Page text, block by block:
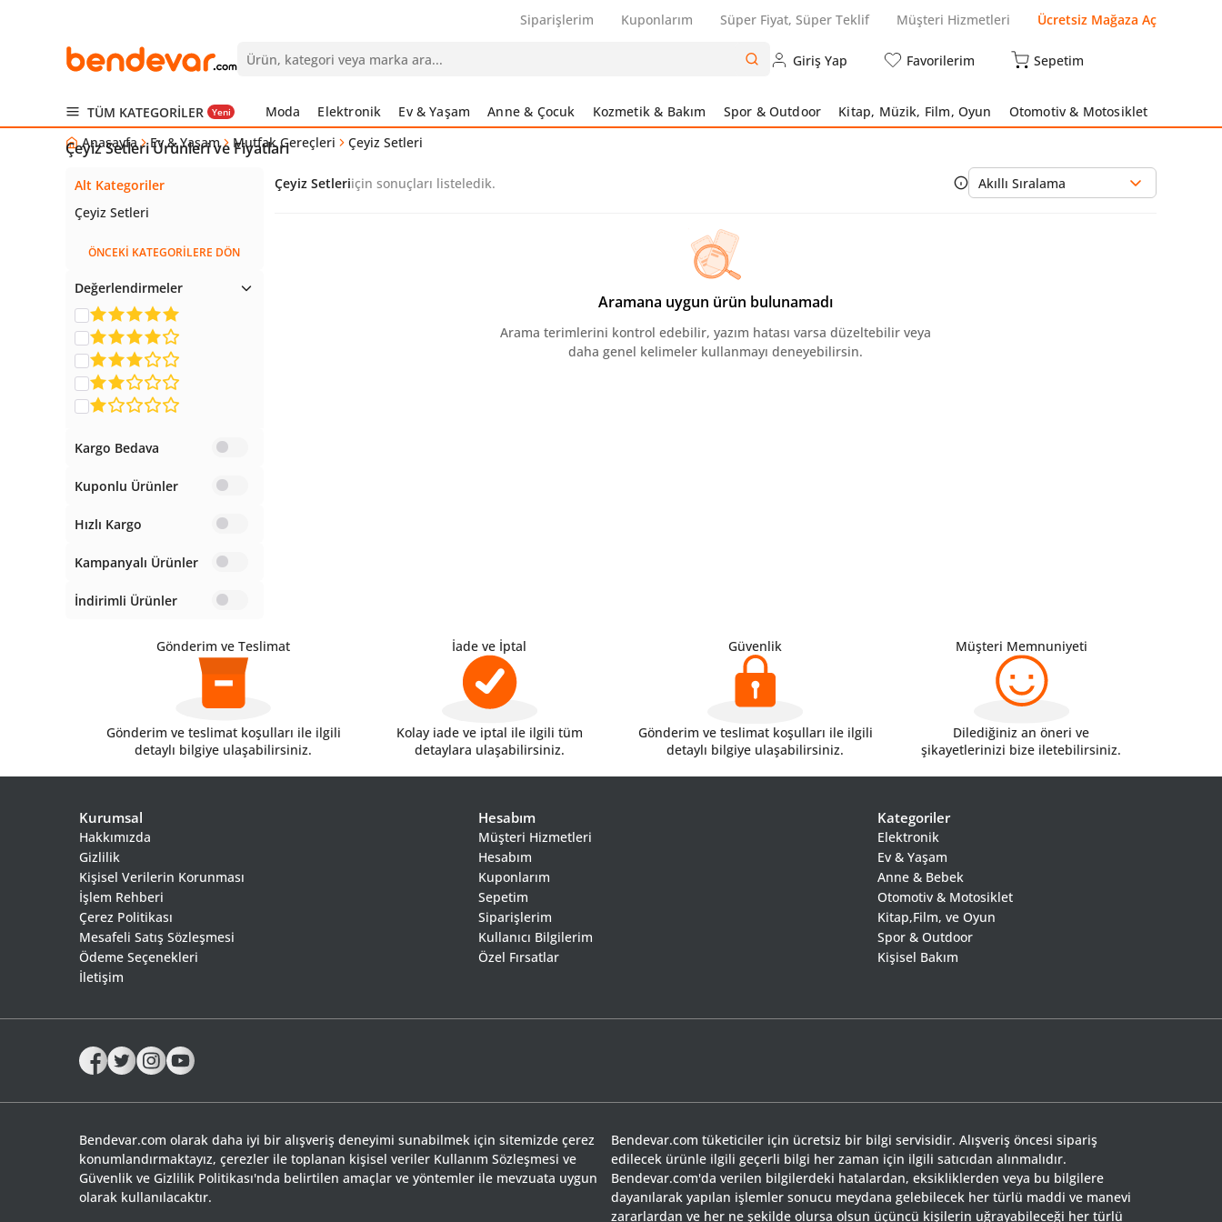
Siparişlerim Kuponlarım Süper Fiyat, Süper Teklif Müşteri Hizmetleri Ücretsiz Mağaza Aç
Giriş Yap Favorilerim Sepetim
TÜM KATEGORİLER Yeni Moda Elektronik Ev & Yaşam Anne & Çocuk Kozmetik & Bakım Spor & Outdoor Kitap, Müzik, Film, Oyun
Otomotiv & Motosiklet
Anasayfa
Ev & Yaşam Mutfak Gereçleri Çeyiz Setleri
Çeyiz Setleri Ürünleri ve Fiyatları
Alt Kategoriler
Çeyiz Setleri
ÖNCEKİ KATEGORİLERE DÖN
Değerlendirmeler
Kargo Bedava
Kuponlu Ürünler
Hızlı Kargo
Kampanyalı Ürünler
İndirimli Ürünler
Çeyiz Setleriiçin sonuçları listeledik. Akıllı Sıralama
Aramana uygun ürün bulunamadı
Arama terimlerini kontrol edebilir, yazım hatası varsa düzeltebilir veya
daha genel kelimeler kullanmayı deneyebilirsin.
Gönderim ve Teslimat
Gönderim ve teslimat koşulları ile ilgili
detaylı bilgiye ulaşabilirsiniz.
İade ve İptal
Kolay iade ve iptal ile ilgili tüm
detaylara ulaşabilirsiniz.
Güvenlik
Gönderim ve teslimat koşulları ile ilgili
detaylı bilgiye ulaşabilirsiniz.
Müşteri Memnuniyeti
Dilediğiniz an öneri ve
şikayetlerinizi bize iletebilirsiniz.
Kurumsal
Hakkımızda
Gizlilik
Kişisel Verilerin Korunması
İşlem Rehberi
Çerez Politikası
Mesafeli Satış Sözleşmesi
Ödeme Seçenekleri
İletişim
Hesabım
Müşteri Hizmetleri
Hesabım
Kuponlarım
Sepetim
Siparişlerim
Kullanıcı Bilgilerim
Özel Fırsatlar
Kategoriler
Elektronik
Ev & Yaşam
Anne & Bebek
Otomotiv & Motosiklet
Kitap,Film, ve Oyun
Spor & Outdoor
Kişisel Bakım
Bendevar.com olarak daha iyi bir alışveriş deneyimi sunabilmek için sitemizde çerez
konumlandırmaktayız, çerezler ile toplanan kişisel veriler Kullanım Sözleşmesi ve
Güvenlik ve Gizlilik Politikası'nda belirtilen amaçlar ve yöntemler ile mevzuata uygun
olarak kullanılacaktır.
Bendevar.com tüketiciler için ücretsiz bir bilgi servisidir. Alışveriş öncesi sipariş
edilecek ürünle ilgili geçerli bilgi her zaman için ilgili satıcıdan alınmalıdır.
Bendevar.com'da verilen bilgilerdeki hatalardan, eksikliklerden veya bu bilgilere
dayanılarak yapılan işlemler sonucu meydana gelebilecek her türlü maddi ve manevi
zararlardan ve her ne şekilde olursa olsun üçüncü kişilerin uğrayabileceği her türlü